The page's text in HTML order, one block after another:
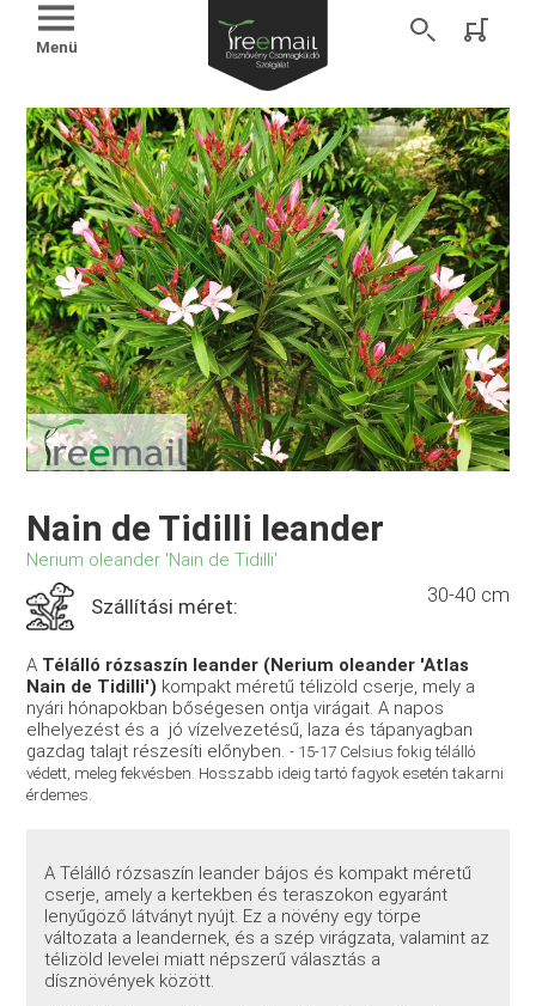
Menü
Nain de Tidilli leander
Nerium oleander 'Nain de Tidilli'
Szállítási méret: 30-40 cm
A Télálló rózsaszín leander (Nerium oleander 'Atlas
Nain de Tidilli') kompakt méretű télizöld cserje, mely a
nyári hónapokban bőségesen ontja virágait. A napos
elhelyezést és a jó vízelvezetésű, laza és tápanyagban
gazdag talajt részesíti előnyben.- 15-17 Celsius fokig télálló
védett, meleg fekvésben. Hosszabb ideig tartó fagyok esetén takarni
érdemes.
A Télálló rózsaszín leander bájos és kompakt méretű
cserje, amely a kertekben és teraszokon egyaránt
lenyűgöző látványt nyújt. Ez a növény egy törpe
változata a leandernek, és a szép virágzata, valamint az
télizöld levelei miatt népszerű választás a
dísznövények között.